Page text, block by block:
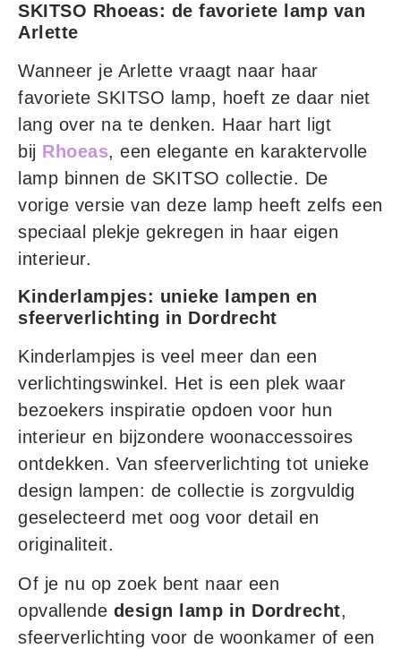
SKITSO Rhoeas: de favoriete lamp van
Arlette
Wanneer je Arlette vraagt naar haar
favoriete SKITSO lamp, hoeft ze daar niet
lang over na te denken. Haar hart ligt
bij Rhoeas, een elegante en karaktervolle
lamp binnen de SKITSO collectie. De
vorige versie van deze lamp heeft zelfs een
speciaal plekje gekregen in haar eigen
interieur.
Kinderlampjes: unieke lampen en
sfeerverlichting in Dordrecht
Kinderlampjes is veel meer dan een
verlichtingswinkel. Het is een plek waar
bezoekers inspiratie opdoen voor hun
interieur en bijzondere woonaccessoires
ontdekken. Van sfeerverlichting tot unieke
design lampen: de collectie is zorgvuldig
geselecteerd met oog voor detail en
originaliteit.
Of je nu op zoek bent naar een
opvallende design lamp in Dordrecht,
sfeerverlichting voor de woonkamer of een